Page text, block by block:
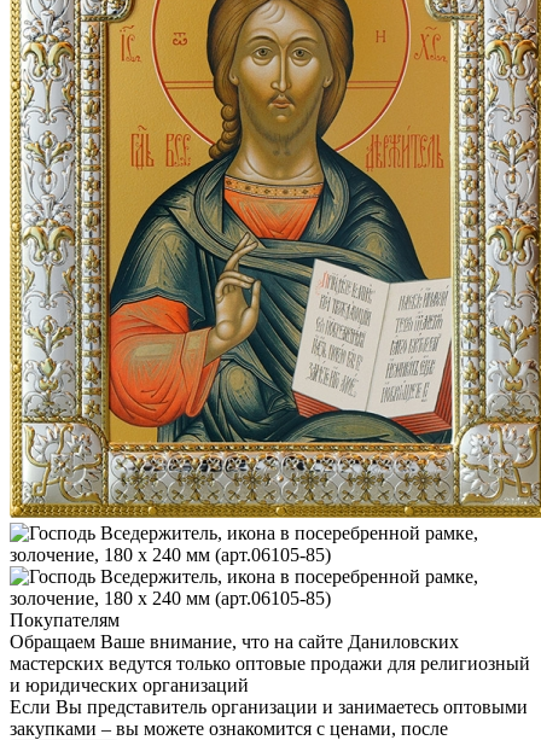
Покупателям
Обращаем Ваше внимание, что на сайте Даниловских
мастерских ведутся только оптовые продажи для религиозный
и юридических организаций
Если Вы представитель организации и занимаетесь оптовыми
закупками – вы можете ознакомится с ценами, после